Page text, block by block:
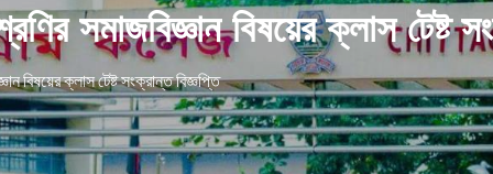
সমাজবিজ্ঞান বিষয়ের ক্লাস টেষ্ট
বিষয়ের ক্লাস টেষ্ট সংক্রান্ত বিজ্ঞপ্তি